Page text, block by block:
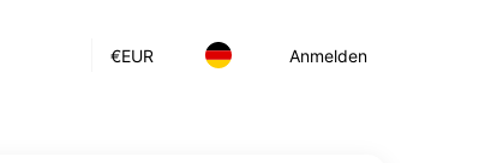
€EUR Anmelden